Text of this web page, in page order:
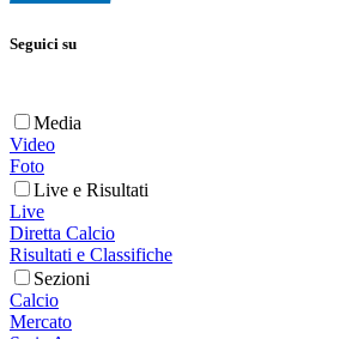
Seguici su
Media
Video
Foto
Live e Risultati
Live
Diretta Calcio
Risultati e Classifiche
Sezioni
Calcio
Mercato